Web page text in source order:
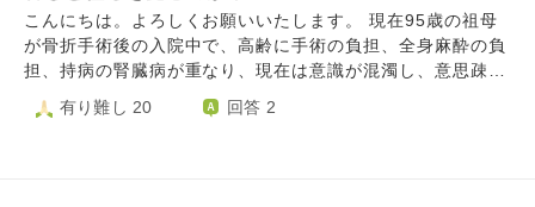
辛い思いをさせてしまい、先の母の事が気がかりな事も重な
って「私はなんて不遜な息子なのだろう。消えてしまいた
い。でも母も心配だし」と更に深く悩み、心がへとへとにな
そばにいて支えてあげるだけでいいのでしょうか…
こんにちは。よろしくお願いいたします。 現在95歳の祖母
が骨折手術後の入院中で、高齢に手術の負担、全身麻酔の負
担、持病の腎臓病が重なり、現在は意識が混濁し、意思疎通
ができず、苦しむ様子を見ていることしかできません。 そ
れが、とても辛いです。 せめて話が通じれば救われるので
有り難し 20 回答 2